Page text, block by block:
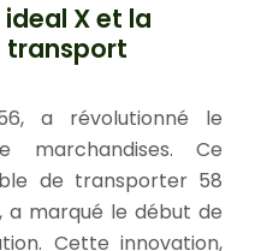
X et la
transport
a révolutionné le
marchandises. Ce
de transporter 58
a marqué le début de
Cette innovation,